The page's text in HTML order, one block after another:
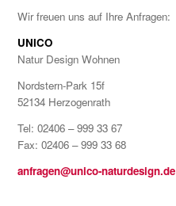
Wir freuen uns auf Ihre Anfragen:
UNICO
Natur Design Wohnen
Nordstern-Park 15f
52134 Herzogenrath
Tel: 02406 – 999 33 67
Fax: 02406 – 999 33 68
anfragen@unico-naturdesign.de